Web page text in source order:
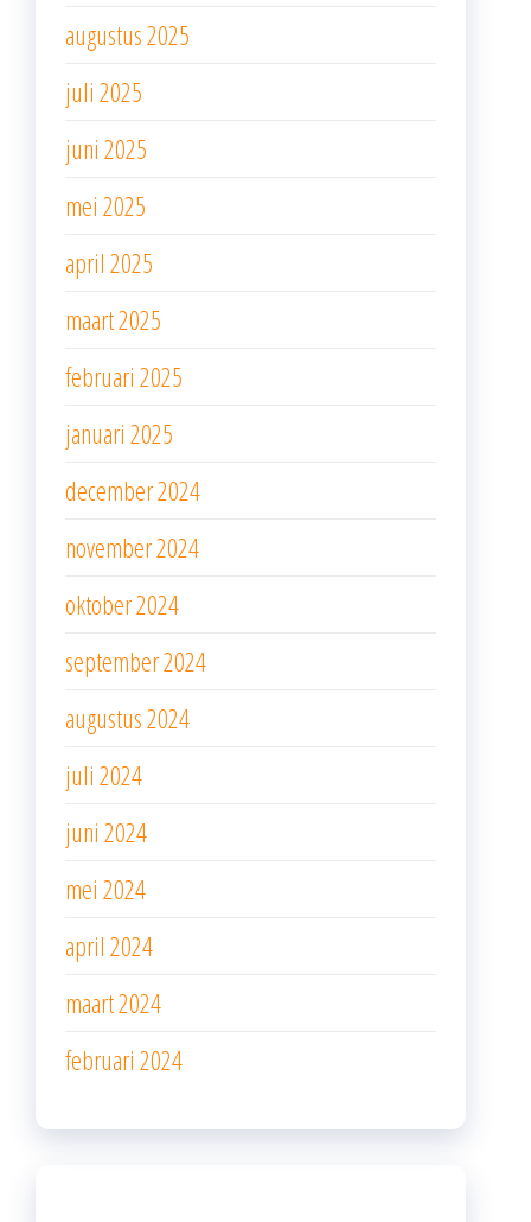
augustus 2025
juli 2025
juni 2025
mei 2025
april 2025
maart 2025
februari 2025
januari 2025
december 2024
november 2024
oktober 2024
september 2024
augustus 2024
juli 2024
juni 2024
mei 2024
april 2024
maart 2024
februari 2024